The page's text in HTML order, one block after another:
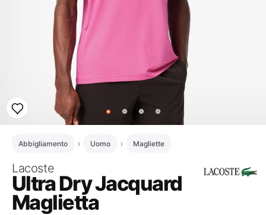
Abbigliamento Uomo Magliette
Lacoste
Ultra Dry Jacquard
Maglietta